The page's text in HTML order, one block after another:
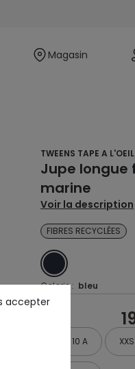
Magasin
TWEENS TAPE A L'OEIL
Jupe longue
marine
Voir la description
FIBRES RECYCLÉES
BLEU
Coloris : bleu
10 A XXS
accepter